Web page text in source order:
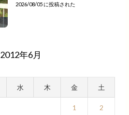
2026/08/05 に投稿された
2012年6月
水 木 金 土
1 2